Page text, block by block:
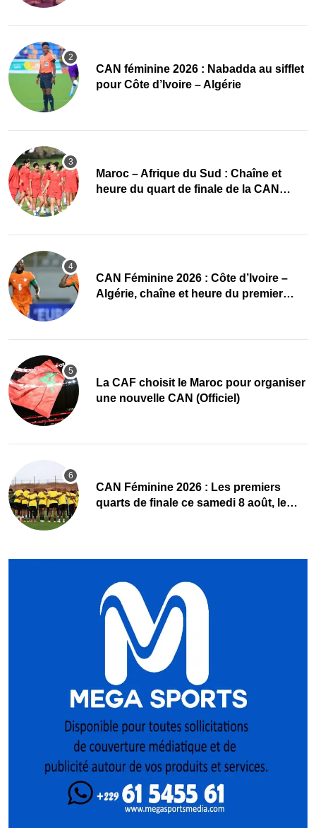
‎CAN féminine 2026 : Nabadda au sifflet
pour Côte d’Ivoire – Algérie
Maroc – Afrique du Sud : Chaîne et
heure du quart de finale de la CAN
CAN Féminine 2026 : Côte d’Ivoire –
Algérie, chaîne et heure du premier
La CAF choisit le Maroc pour organiser
une nouvelle CAN (Officiel)
CAN Féminine 2026 : Les premiers
quarts de finale ce samedi 8 août, le